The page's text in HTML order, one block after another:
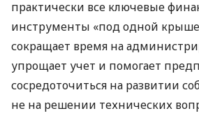
практически все ключевые
инструменты «под одной
сокращает время на
упрощает учет и помогает
сосредоточиться на развитии
не на решении технических